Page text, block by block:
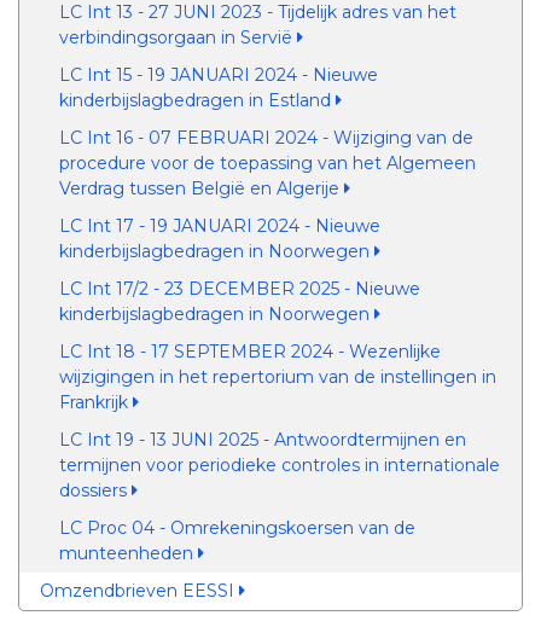
LC Int 13 - 27 JUNI 2023 - Tijdelijk adres van het
verbindingsorgaan in Servië
LC Int 15 - 19 JANUARI 2024 - Nieuwe
kinderbijslagbedragen in Estland
LC Int 16 - 07 FEBRUARI 2024 - Wijziging van de
procedure voor de toepassing van het Algemeen
Verdrag tussen België en Algerije
LC Int 17 - 19 JANUARI 2024 - Nieuwe
kinderbijslagbedragen in Noorwegen
LC Int 17/2 - 23 DECEMBER 2025 - Nieuwe
kinderbijslagbedragen in Noorwegen
LC Int 18 - 17 SEPTEMBER 2024 - Wezenlijke
wijzigingen in het repertorium van de instellingen in
Frankrijk
LC Int 19 - 13 JUNI 2025 - Antwoordtermijnen en
termijnen voor periodieke controles in internationale
dossiers
LC Proc 04 - Omrekeningskoersen van de
munteenheden
Omzendbrieven EESSI